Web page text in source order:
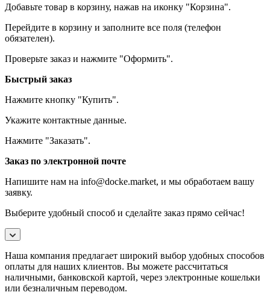
Добавьте товар в корзину, нажав на иконку "Корзина".
Перейдите в корзину и заполните все поля (телефон
обязателен).
Проверьте заказ и нажмите "Оформить".
Быстрый заказ
Нажмите кнопку "Купить".
Укажите контактные данные.
Нажмите "Заказать".
Заказ по электронной почте
Напишите нам на info@docke.market, и мы обработаем вашу
заявку.
Выберите удобный способ и сделайте заказ прямо сейчас!
Наша компания предлагает широкий выбор удобных способов
оплаты для наших клиентов. Вы можете рассчитаться
наличными, банковской картой, через электронные кошельки
или безналичным переводом.